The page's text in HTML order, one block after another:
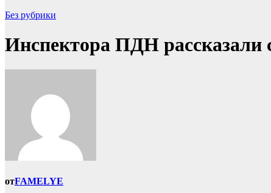
Без рубрики
Инспектора ПДН рассказали
отFAMELYE